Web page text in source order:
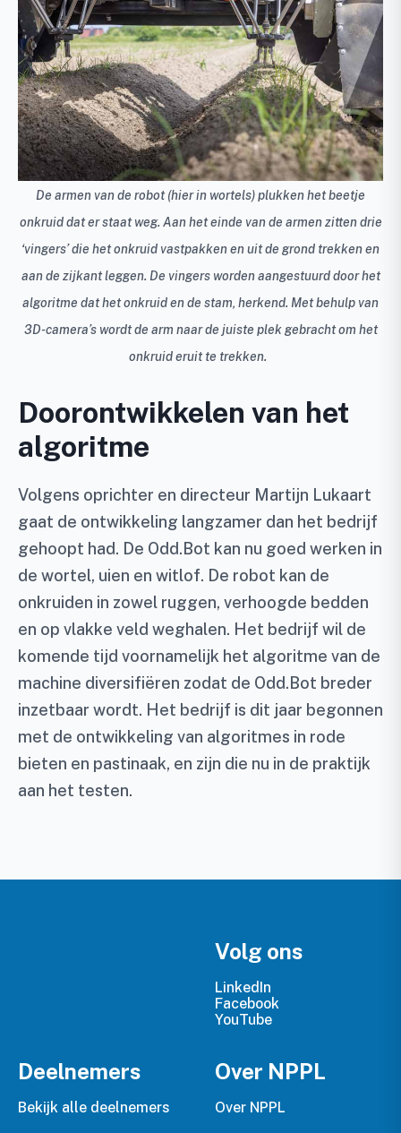
De armen van de robot (hier in wortels) plukken het beetje
onkruid dat er staat weg. Aan het einde van de armen zitten drie
‘vingers’ die het onkruid vastpakken en uit de grond trekken en
aan de zijkant leggen. De vingers worden aangestuurd door het
algoritme dat het onkruid en de stam, herkend. Met behulp van
3D-camera’s wordt de arm naar de juiste plek gebracht om het
onkruid eruit te trekken.
Doorontwikkelen van het
algoritme
Volgens oprichter en directeur Martijn Lukaart
gaat de ontwikkeling langzamer dan het bedrijf
gehoopt had. De Odd.Bot kan nu goed werken in
de wortel, uien en witlof. De robot kan de
onkruiden in zowel ruggen, verhoogde bedden
en op vlakke veld weghalen. Het bedrijf wil de
komende tijd voornamelijk het algoritme van de
machine diversifiëren zodat de Odd.Bot breder
inzetbaar wordt. Het bedrijf is dit jaar begonnen
met de ontwikkeling van algoritmes in rode
bieten en pastinaak, en zijn die nu in de praktijk
aan het testen.
Volg ons
LinkedIn
Facebook
YouTube
Deelnemers
Bekijk alle deelnemers
Over NPPL
Over NPPL